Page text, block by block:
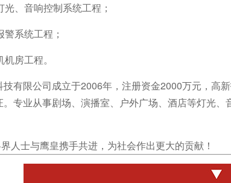
光、音响控制系统工程；
系统工程；
房工程。
技有限公司成立于2006年，注册资金2000万元，高
专业从事剧场、演播室、户外广场、酒店等灯光
士与鹰皇携手共进，为社会作出更大的贡献！